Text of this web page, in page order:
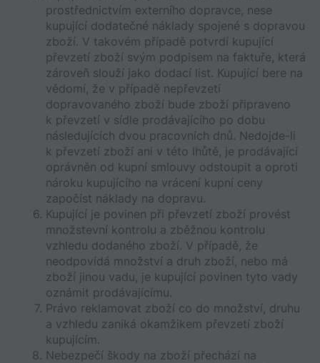
prostřednictvím externího dopravce, nese
kupující dodatečné náklady spojené s dopravou
zboží. V takovém případě potvrdí kupující
převzetí zboží svým podpisem na faktuře, která
zároveň slouží jako dodací list. Kupující bere na
vědomí, že v případě nepřevzetí
dopravovaného zboží bude zboží připraveno
k převzetí v sídle prodávajícího po dobu
následujících dvou pracovních dnů. Nedojde-li
k převzetí zboží ani v této lhůtě, je prodávající
oprávněn od kupní smlouvy odstoupit a oproti
nároku kupujícího na vrácení kupní ceny
započíst náklady na dopravu.
Kupující je povinen při převzetí zboží provést
množstevní kontrolu a zběžnou kontrolu
vzhledu dodaného zboží. V případě, že
neodpovídá množství a druh zboží, nebo má
zboží jinou vadu, je kupující povinen tyto vady
oznámit prodávajícímu.
Právo reklamovat zboží co do množství, druhu
a vzhledu zaniká okamžikem převzetí zboží
kupujícím.
Nebezpečí škody na zboží přechází na